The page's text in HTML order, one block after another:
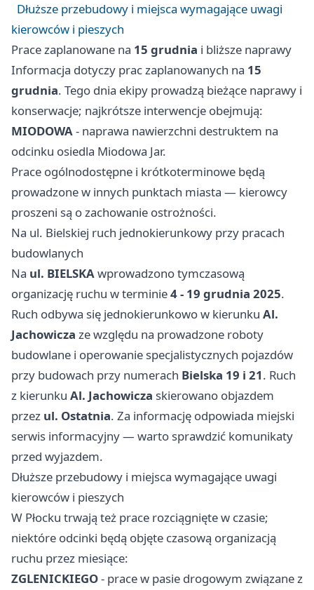
Dłuższe przebudowy i miejsca wymagające uwagi
kierowców i pieszych
Prace zaplanowane na 15 grudnia i bliższe naprawy
Informacja dotyczy prac zaplanowanych na 15
grudnia. Tego dnia ekipy prowadzą bieżące naprawy i
konserwacje; najkrótsze interwencje obejmują:
MIODOWA- naprawa nawierzchni destruktem na
odcinku osiedla Miodowa Jar.
Prace ogólnodostępne i krótkoterminowe będą
prowadzone w innych punktach miasta — kierowcy
proszeni są o zachowanie ostrożności.
Na ul. Bielskiej ruch jednokierunkowy przy pracach
budowlanych
Na ul. BIELSKAwprowadzono tymczasową
organizację ruchu w terminie4 - 19 grudnia 2025.
Ruch odbywa się jednokierunkowo w kierunku Al.
Jachowicza ze względu na prowadzone roboty
budowlane i operowanie specjalistycznych pojazdów
przy budowach przy numerach Bielska 19 i 21. Ruch
z kierunku Al. Jachowicza skierowano objazdem
przez ul. Ostatnia. Za informację odpowiada miejski
serwis informacyjny — warto sprawdzić komunikaty
przed wyjazdem.
Dłuższe przebudowy i miejsca wymagające uwagi
kierowców i pieszych
W Płocku trwają też prace rozciągnięte w czasie;
niektóre odcinki będą objęte czasową organizacją
ruchu przez miesiące:
ZGLENICKIEGO- prace w pasie drogowym związane z